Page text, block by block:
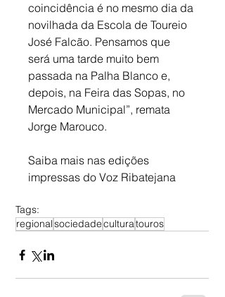
coincidência é no mesmo dia da
novilhada da Escola de Toureio
José Falcão. Pensamos que
será uma tarde muito bem
passada na Palha Blanco e,
depois, na Feira das Sopas, no
Mercado Municipal”, remata
Jorge Marouco.
Saiba mais nas edições
impressas do Voz Ribatejana
Tags:
regionalsociedadeculturatouros